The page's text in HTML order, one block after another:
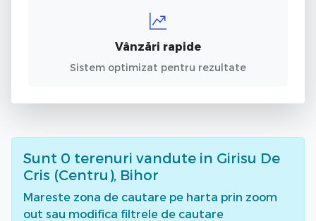
Vânzări rapide
Sistem optimizat pentru rezultate
Sunt 0 terenuri vandute in Girisu De
Cris (Centru), Bihor
Mareste zona de cautare pe harta prin zoom
out sau modifica filtrele de cautare